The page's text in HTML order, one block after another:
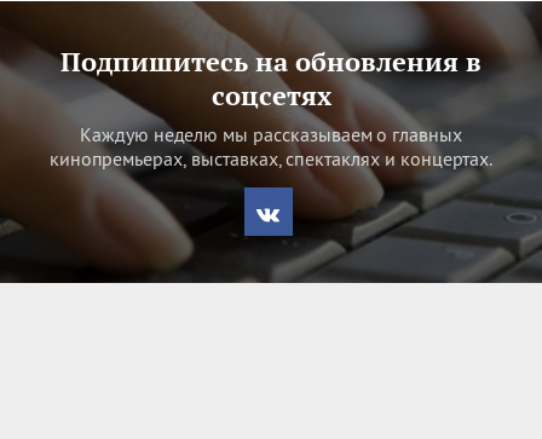
Подпишитесь на обновления в
соцсетях
Каждую неделю мы рассказываем о главных
кинопремьерах, выставках, спектаклях и концертах.